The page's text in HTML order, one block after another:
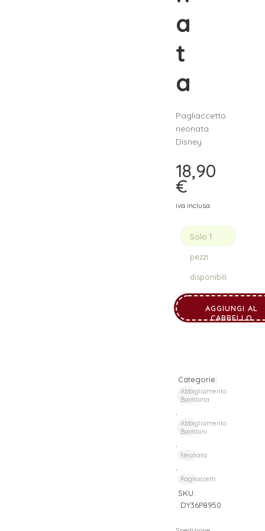
a
t
a
Pagliaccetto
neonata
Disney
18,90
€
iva inclusa
Solo 1
pezzi
disponibili
AGGIUNGI AL
CARRELLO
Categorie:
Abbigliamento
Bambina
Abbigliamento
Bambini
Neonata
Pagliaccetti
SKU:
DY36P8950